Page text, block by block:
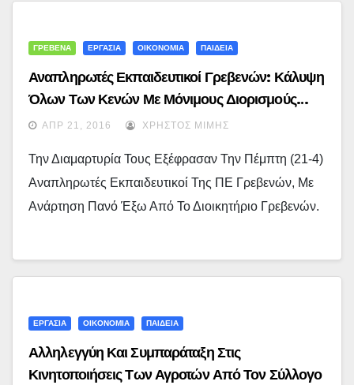
ΓΡΕΒΕΝΑ ΕΡΓΑΣΙΑ ΟΙΚΟΝΟΜΙΑ ΠΑΙΔΕΙΑ
Αναπληρωτές Εκπαιδευτικοί Γρεβενών: Κάλυψη
Όλων Των Κενών Με Μόνιμους Διορισμούς…
ΑΠΡ 21, 2016 ΧΡΉΣΤΟΣ ΜΊΜΗΣ
Την Διαμαρτυρία Τους Εξέφρασαν Την Πέμπτη (21-4)
Αναπληρωτές Εκπαιδευτικοί Της ΠΕ Γρεβενών, Με
Ανάρτηση Πανό Έξω Από Το Διοικητήριο Γρεβενών.
ΕΡΓΑΣΙΑ ΟΙΚΟΝΟΜΙΑ ΠΑΙΔΕΙΑ
Αλληλεγγύη Και Συμπαράταξη Στις
Κινητοποιήσεις Των Αγροτών Από Τον Σύλλογο